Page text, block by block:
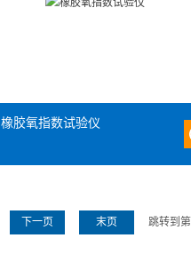
橡胶氧指数试验仪
下一页 末页 跳转到第